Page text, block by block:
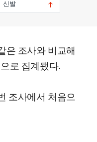
은 조사와 비교해
로 집계됐다.
조사에서 처음으